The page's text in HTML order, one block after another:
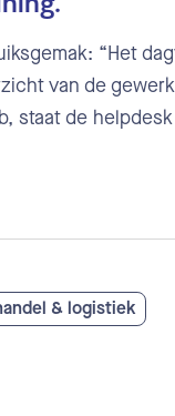
“Het
van de
staat de
& logistiek